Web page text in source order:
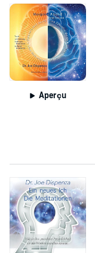
Aperçu